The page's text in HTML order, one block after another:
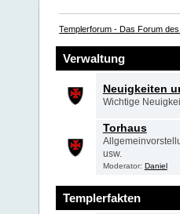
Templerforum - Das Forum
Verwaltung
Neuigkeiten
Wichtige
Torhaus
usw.
Moderator: Daniel
Templerfakten